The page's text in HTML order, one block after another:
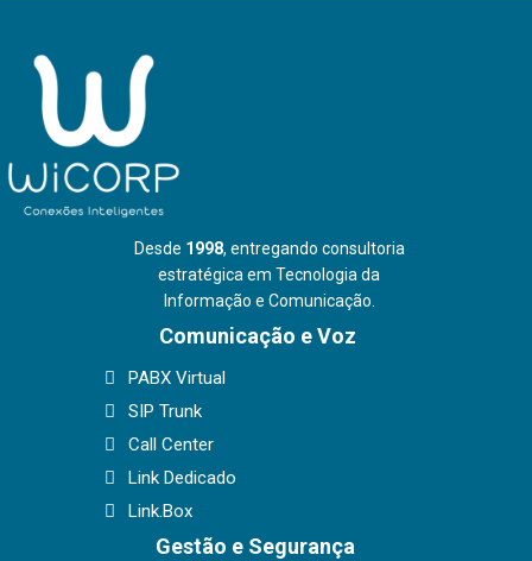
Desde 1998, entregando consultoria
estratégica em Tecnologia da
Informação e Comunicação.
Comunicação e Voz
PABX Virtual
SIP Trunk
Call Center
Link Dedicado
Link.Box
Gestão e Segurança